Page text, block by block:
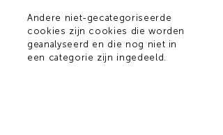
Andere niet-gecategoriseerde
cookies zijn cookies die worden
geanalyseerd en die nog niet in
een categorie zijn ingedeeld.